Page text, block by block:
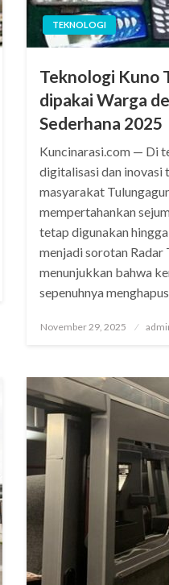
TEKNOLOGI
Teknologi Kuno
dipakai Warga
Sederhana 2025
Kuncinarasi.com — Di
digitalisasi dan inovasi
masyarakat
mempertahankan
tetap digunakan
menjadi sorotan Radar
menunjukkan bahwa
sepenuhnya
Posted
November 29, 2025